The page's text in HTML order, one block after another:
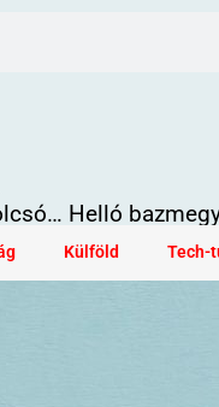
Helló
Külföld Tech-